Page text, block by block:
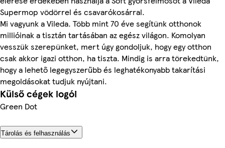
Supermop vödörrel és csavarókosárral.
Mi vagyunk a Vileda. Több mint 70 éve segítünk otthonok
millióinak a tisztán tartásában az egész világon. Komolyan
vesszük szerepünket, mert úgy gondoljuk, hogy egy otthon
csak akkor igazi otthon, ha tiszta. Mindig is arra törekedtünk,
hogy a lehető legegyszerűbb és leghatékonyabb takarítási
megoldásokat tudjuk nyújtani.
Külső cégek logói
Green Dot
Tárolás és felhasználás